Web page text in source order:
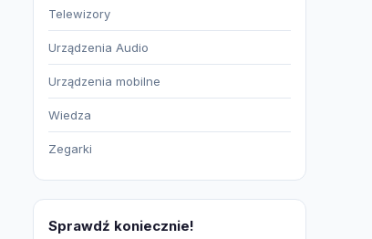
Telewizory
Urządzenia Audio
Urządzenia mobilne
Wiedza
Zegarki
Sprawdź koniecznie!